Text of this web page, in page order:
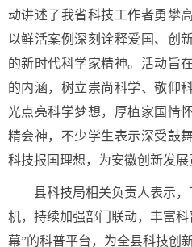
动讲述了我省科技工作者勇攀
以鲜活案例深刻诠释爱国、创
的新时代科学家精神。活动旨
的内涵，树立崇尚科学、敬仰
光点亮科学梦想，厚植家国情
精会神，不少学生表示深受鼓
科技报国理想，为安徽创新发展
县科技局相关负责人表示
机，持续加强部门联动，丰富
幕”的科普平台，为全县科技创